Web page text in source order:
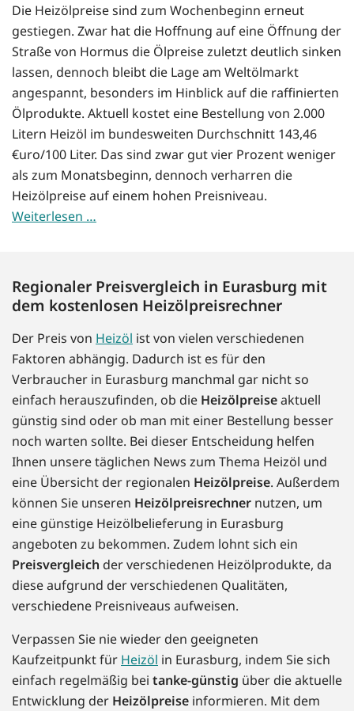
Die Heizölpreise sind zum Wochenbeginn erneut
gestiegen. Zwar hat die Hoffnung auf eine Öffnung der
Straße von Hormus die Ölpreise zuletzt deutlich sinken
lassen, dennoch bleibt die Lage am Weltölmarkt
angespannt, besonders im Hinblick auf die raffinierten
Ölprodukte. Aktuell kostet eine Bestellung von 2.000
Litern Heizöl im bundesweiten Durchschnitt 143,46
€uro/100 Liter. Das sind zwar gut vier Prozent weniger
als zum Monatsbeginn, dennoch verharren die
Heizölpreise auf einem hohen Preisniveau.
Weiterlesen …
Regionaler Preisvergleich in Eurasburg mit
dem kostenlosen Heizölpreisrechner
Der Preis von Heizöl ist von vielen verschiedenen
Faktoren abhängig. Dadurch ist es für den
Verbraucher in Eurasburg manchmal gar nicht so
einfach herauszufinden, ob die Heizölpreiseaktuell
günstig sind oder ob man mit einer Bestellung besser
noch warten sollte. Bei dieser Entscheidung helfen
Ihnen unsere täglichen News zum Thema Heizöl und
eine Übersicht der regionalen Heizölpreise. Außerdem
können Sie unseren Heizölpreisrechner nutzen, um
eine günstige Heizölbelieferung in Eurasburg
angeboten zu bekommen. Zudem lohnt sich ein
Preisvergleich der verschiedenen Heizölprodukte, da
diese aufgrund der verschiedenen Qualitäten,
verschiedene Preisniveaus aufweisen.
Verpassen Sie nie wieder den geeigneten
Kaufzeitpunkt für Heizöl in Eurasburg, indem Sie sich
einfach regelmäßig bei tanke-günstig über die aktuelle
Entwicklung der Heizölpreise informieren. Mit dem